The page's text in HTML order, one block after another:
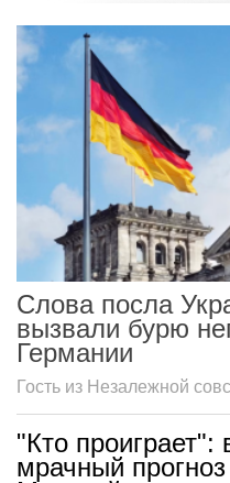
Слова посла
вызвали бурю
Германии
Гость из Незалежной
"Кто
мрачный